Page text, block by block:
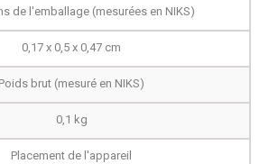
de l'emballage (mesurées en NIKS)
0,17 x 0,5 x 0,47 cm
Poids brut (mesuré en NIKS)
0,1 kg
Placement de l'appareil